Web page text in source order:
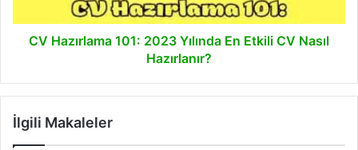
Nasıl
Hazırlanır?
CV Hazırlama 101: 2023 Yılında En Etkili CV Nasıl
Hazırlanır?
İlgili Makaleler